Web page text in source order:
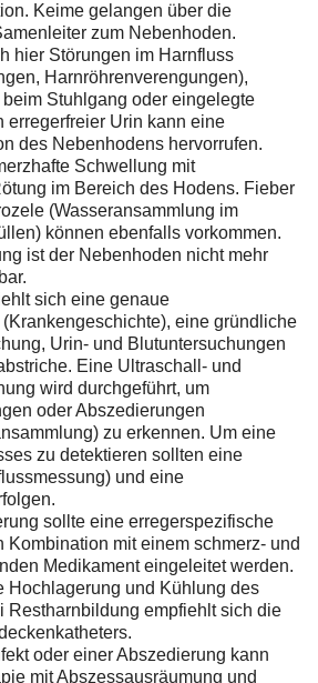
Keime gelangen über die
zum Nebenhoden.
hier Störungen im Harnfluss
Harnröhrenverengungen),
Stuhlgang oder eingelegte
erregerfreier Urin kann eine
des Nebenhodens hervorrufen.
Schwellung mit
im Bereich des Hodens. Fieber
(Wasseransammlung im
können ebenfalls vorkommen.
ist der Nebenhoden nicht mehr
sich eine genaue
eine gründliche
Urin- und Blutuntersuchungen
Eine Ultraschall- und
wird durchgeführt, um
oder Abszedierungen
zu erkennen. Um eine
zu detektieren sollten eine
und eine
sollte eine erregerspezifische
Kombination mit einem schmerz- und
Medikament eingeleitet werden.
Hochlagerung und Kühlung des
Restharnbildung empfiehlt sich die
oder einer Abszedierung kann
mit Abszessausräumung und